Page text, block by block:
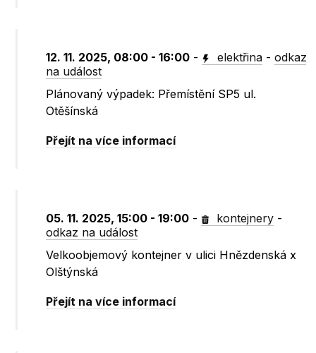
12. 11. 2025, 08:00 - 16:00 - elektřina -odkaz
na událost
Plánovaný výpadek: Přemístění SP5 ul.
Otěšínská
Přejít na více informací
05. 11. 2025, 15:00 - 19:00 - kontejnery -
odkaz na událost
Velkoobjemový kontejner v ulici Hnězdenská x
Olštýnská
Přejít na více informací